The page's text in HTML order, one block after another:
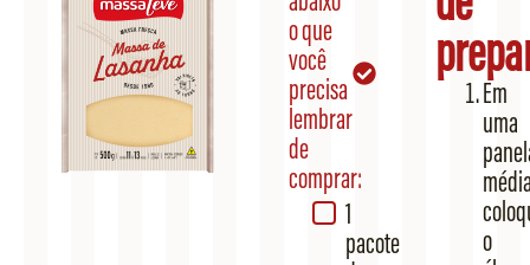
o que
você
precisa
lembrar
de
comprar:
1
pacote
Em
uma
o